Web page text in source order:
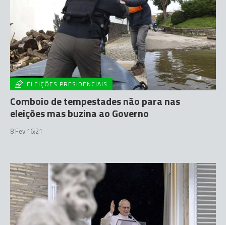
ELEIÇÕES PRESIDENCIAIS
Comboio de tempestades não para nas
eleições mas buzina ao Governo
8 Fev 16:21